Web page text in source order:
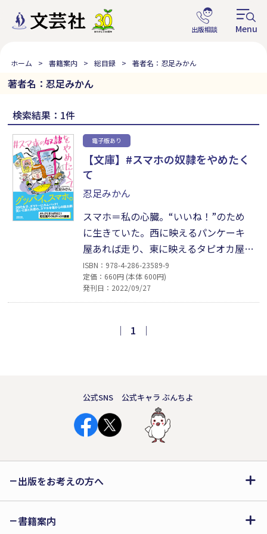
ホーム 書籍案内 総目録 著者名：忍足みかん
著者名：忍足みかん
検索結果：1件
電子版あり
【文庫】#スマホの奴隷をやめたく
て
忍足みかん
スマホ＝私の心臓。“いいね！”のため
に生きていた。西に映えるパンケーキ
屋あれば走り、東に映えるタピオカ屋あ
れば駆けつける。自撮り棒の下ピー
ス、加工アプリで目玉は宇宙人ばり
に、肌は透き通るほど白く。スマホを
毒の20代女子が葛藤しながらもスマホ
ISBN：978-4-286-23589-9
定価：660円 (本体 600円)
発刊日：2022/09/27
｜ 1 ｜
公式SNS 公式キャラ ぶんちよ
出版をお考えの方へ
書籍案内